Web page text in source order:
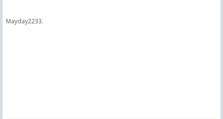
Mayday2233.